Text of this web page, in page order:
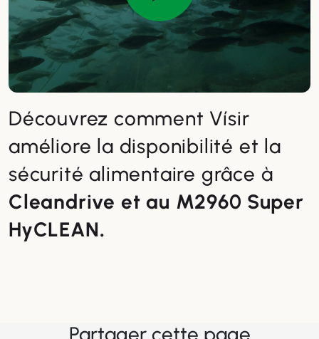
Découvrez comment Vísir
améliore la disponibilité et la
sécurité alimentaire grâce à
Cleandrive et au M2960 Super
HyCLEAN.
Partager cette page